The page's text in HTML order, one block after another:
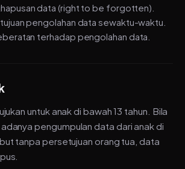
data (right to be forgotten).
pengolahan data sewaktu-waktu.
terhadap pengolahan data.
untuk anak di bawah 13 tahun. Bila
pengumpulan data dari anak di
tanpa persetujuan orang tua, data